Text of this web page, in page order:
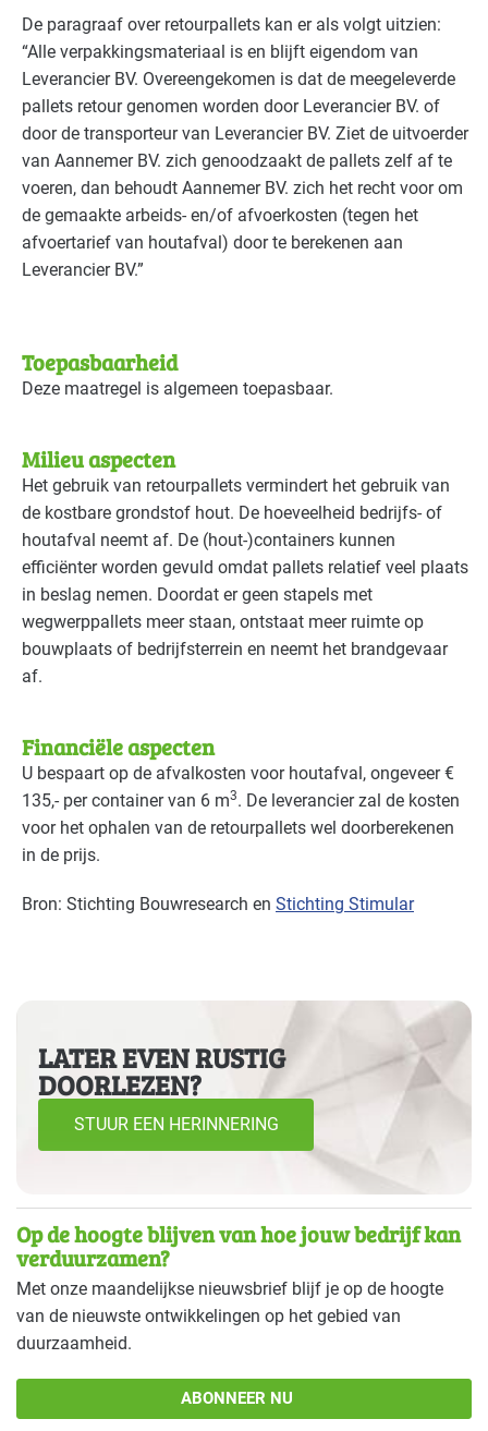
Detailhandel - overig Basis
Detailhandel - supermarkten Basis
Grafische industrie Basis
Handel en distributie
Industrie - hout en meubel Basis
Landbouw - land- en tuinbouw
Overige branches Basis
Voedingsindustrie - brood en banket Basis
Voedingsindustrie - overig Basis
Voedingsindustrie - vlees Gevorderd
Voedingsindustrie - zoetwaren
De paragraaf over retourpallets kan er als volgt uitzien:
“Alle verpakkingsmateriaal is en blijft eigendom van
Leverancier BV. Overeengekomen is dat de meegeleverde
pallets retour genomen worden door Leverancier BV. of
door de transporteur van Leverancier BV. Ziet de uitvoerder
van Aannemer BV. zich genoodzaakt de pallets zelf af te
voeren, dan behoudt Aannemer BV. zich het recht voor om
de gemaakte arbeids- en/of afvoerkosten (tegen het
afvoertarief van houtafval) door te berekenen aan
Leverancier BV.”
Toepasbaarheid
Deze maatregel is algemeen toepasbaar.
Milieu aspecten
Het gebruik van retourpallets vermindert het gebruik van
de kostbare grondstof hout. De hoeveelheid bedrijfs- of
houtafval neemt af. De (hout-)containers kunnen
efficiënter worden gevuld omdat pallets relatief veel plaats
in beslag nemen. Doordat er geen stapels met
wegwerppallets meer staan, ontstaat meer ruimte op
bouwplaats of bedrijfsterrein en neemt het brandgevaar
af.
Financiële aspecten
U bespaart op de afvalkosten voor houtafval, ongeveer €
135,‐ per container van 6 m3. De leverancier zal de kosten
voor het ophalen van de retourpallets wel doorberekenen
in de prijs.
Bron: Stichting Bouwresearch en Stichting Stimular
LATER EVEN RUSTIG
DOORLEZEN?
STUUR EEN HERINNERING
Op de hoogte blijven van hoe jouw bedrijf kan
verduurzamen?
Met onze maandelijkse nieuwsbrief blijf je op de hoogte
van de nieuwste ontwikkelingen op het gebied van
duurzaamheid.
ABONNEER NU